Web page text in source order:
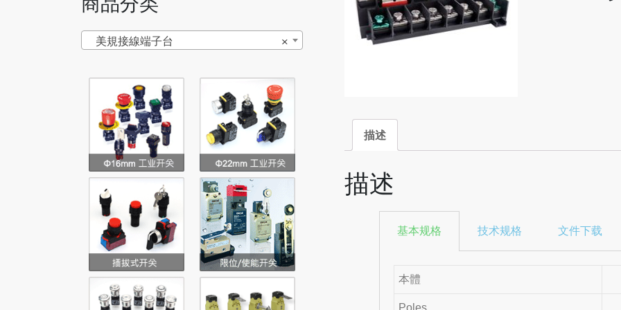
描述
描述
基本规格 技术规格 文件下载
本體
Poles
×
美規接線端子台